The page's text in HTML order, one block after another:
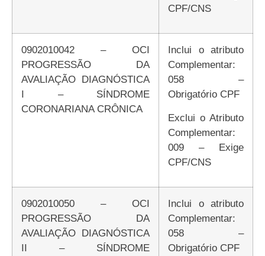
CPF/CNS
0902010042 – OCI
PROGRESSÃO DA
AVALIAÇÃO DIAGNÓSTICA
I – SÍNDROME
CORONARIANA CRÔNICA
Inclui o atributo
Complementar:
058 –
Obrigatório CPF
Exclui o Atributo
Complementar:
009 – Exige
CPF/CNS
0902010050 – OCI
PROGRESSÃO DA
AVALIAÇÃO DIAGNÓSTICA
II – SÍNDROME
Inclui o atributo
Complementar:
058 –
Obrigatório CPF